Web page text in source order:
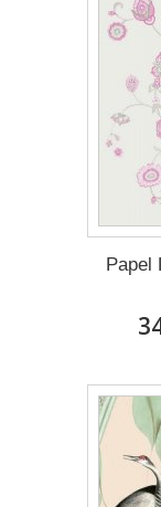
Papel